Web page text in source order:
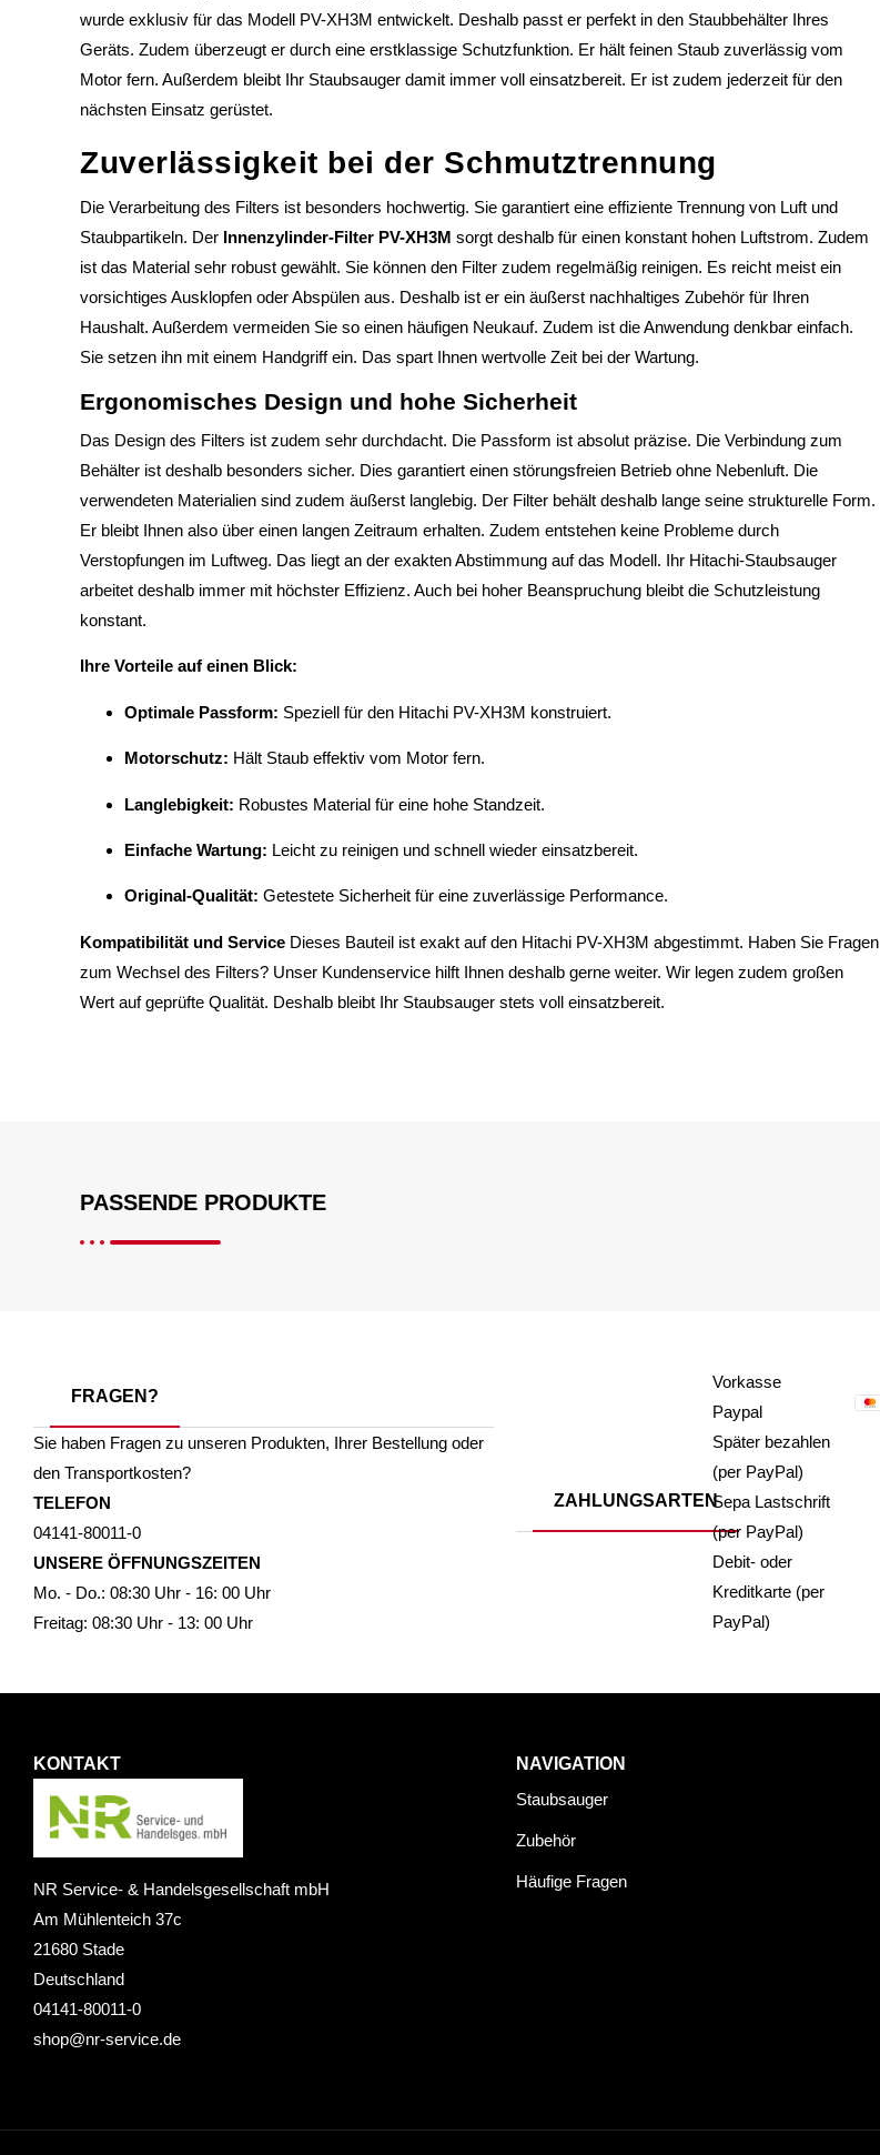
wurde exklusiv für das Modell PV-XH3M entwickelt. Deshalb passt er perfekt in den Staubbehälter Ihres
Geräts. Zudem überzeugt er durch eine erstklassige Schutzfunktion. Er hält feinen Staub zuverlässig vom
Motor fern. Außerdem bleibt Ihr Staubsauger damit immer voll einsatzbereit. Er ist zudem jederzeit für den
nächsten Einsatz gerüstet.
Zuverlässigkeit bei der Schmutztrennung
Die Verarbeitung des Filters ist besonders hochwertig. Sie garantiert eine effiziente Trennung von Luft und
Staubpartikeln. Der Innenzylinder-Filter PV-XH3M sorgt deshalb für einen konstant hohen Luftstrom. Zudem
ist das Material sehr robust gewählt. Sie können den Filter zudem regelmäßig reinigen. Es reicht meist ein
vorsichtiges Ausklopfen oder Abspülen aus. Deshalb ist er ein äußerst nachhaltiges Zubehör für Ihren
Haushalt. Außerdem vermeiden Sie so einen häufigen Neukauf. Zudem ist die Anwendung denkbar einfach.
Sie setzen ihn mit einem Handgriff ein. Das spart Ihnen wertvolle Zeit bei der Wartung.
Ergonomisches Design und hohe Sicherheit
Das Design des Filters ist zudem sehr durchdacht. Die Passform ist absolut präzise. Die Verbindung zum
Behälter ist deshalb besonders sicher. Dies garantiert einen störungsfreien Betrieb ohne Nebenluft. Die
verwendeten Materialien sind zudem äußerst langlebig. Der Filter behält deshalb lange seine strukturelle Form.
Er bleibt Ihnen also über einen langen Zeitraum erhalten. Zudem entstehen keine Probleme durch
Verstopfungen im Luftweg. Das liegt an der exakten Abstimmung auf das Modell. Ihr Hitachi-Staubsauger
arbeitet deshalb immer mit höchster Effizienz. Auch bei hoher Beanspruchung bleibt die Schutzleistung
konstant.
Ihre Vorteile auf einen Blick:
Optimale Passform: Speziell für den Hitachi PV-XH3M konstruiert.
Motorschutz: Hält Staub effektiv vom Motor fern.
Langlebigkeit: Robustes Material für eine hohe Standzeit.
Einfache Wartung: Leicht zu reinigen und schnell wieder einsatzbereit.
Original-Qualität: Getestete Sicherheit für eine zuverlässige Performance.
Kompatibilität und Service Dieses Bauteil ist exakt auf den Hitachi PV-XH3M abgestimmt. Haben Sie Fragen
zum Wechsel des Filters? Unser Kundenservice hilft Ihnen deshalb gerne weiter. Wir legen zudem großen
Wert auf geprüfte Qualität. Deshalb bleibt Ihr Staubsauger stets voll einsatzbereit.
PASSENDE PRODUKTE
FRAGEN?
Sie haben Fragen zu unseren Produkten, Ihrer Bestellung oder
den Transportkosten?
TELEFON
04141-80011-0
UNSERE ÖFFNUNGSZEITEN
Mo. - Do.: 08:30 Uhr - 16: 00 Uhr
Freitag: 08:30 Uhr - 13: 00 Uhr
ZAHLUNGSARTEN
Vorkasse
Paypal
Später bezahlen
(per PayPal)
Sepa Lastschrift
(per PayPal)
Debit- oder
Kreditkarte (per
PayPal)
KONTAKT
NR Service- & Handelsgesellschaft mbH
Am Mühlenteich 37c
21680 Stade
Deutschland
04141-80011-0
shop@nr-service.de
NAVIGATION
Staubsauger
Zubehör
Häufige Fragen